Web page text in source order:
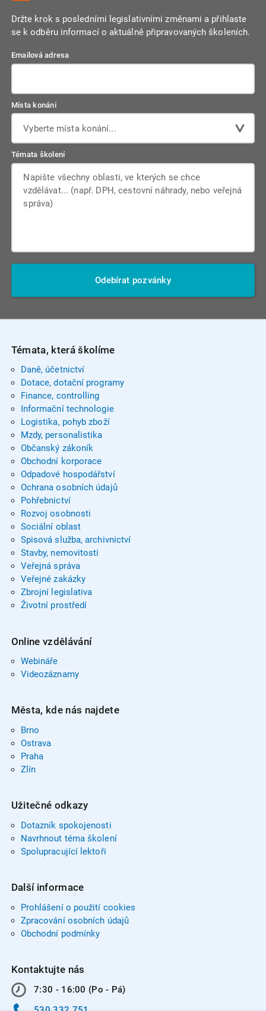
Držte krok s posledními legislativními změnami a přihlaste
se k odběru informací o aktuálně připravovaných školeních.
Emailová adresa
Místa konání
Vyberte místa konání...
Témata školení
Odebírat pozvánky
Témata, která školíme
Daně, účetnictví
Dotace, dotační programy
Finance, controlling
Informační technologie
Logistika, pohyb zboží
Mzdy, personalistika
Občanský zákoník
Obchodní korporace
Odpadové hospodářství
Ochrana osobních údajů
Pohřebnictví
Rozvoj osobnosti
Sociální oblast
Spisová služba, archivnictví
Stavby, nemovitosti
Veřejná správa
Veřejné zakázky
Zbrojní legislativa
Životní prostředí
Online vzdělávání
Webináře
Videozáznamy
Města, kde nás najdete
Brno
Ostrava
Praha
Zlín
Užitečné odkazy
Dotazník spokojenosti
Navrhnout téma školení
Spolupracující lektoři
Další informace
Prohlášení o použití cookies
Zpracování osobních údajů
Obchodní podmínky
Kontaktujte nás
7:30 - 16:00 (Po - Pá)